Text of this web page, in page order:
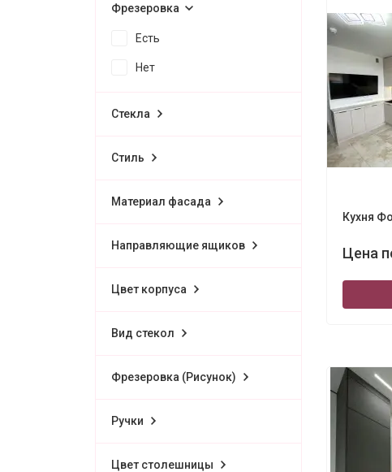
Кухня
Цена
Фрезеровка
Есть
Нет
Стекла
Стиль
Материал фасада
Направляющие ящиков
Цвет корпуса
Вид стекол
Фрезеровка (Рисунок)
Ручки
Цвет столешницы